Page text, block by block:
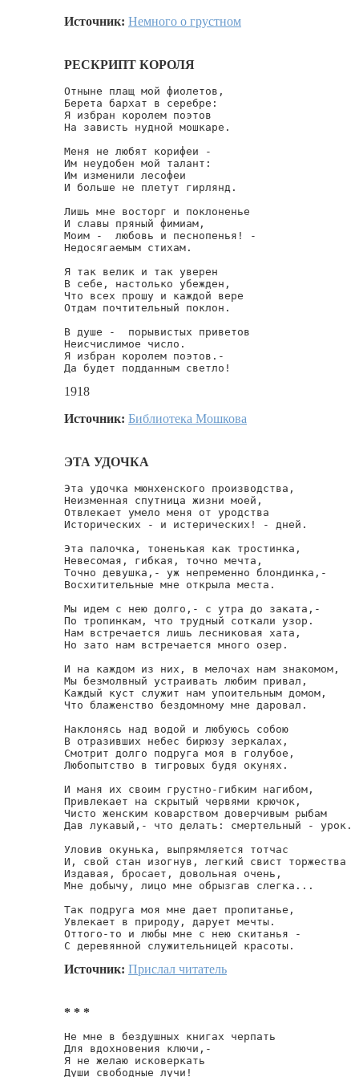
Источник: Немного о грустном
РЕСКРИПТ КОРОЛЯ
Отныне плащ мой фиолетов,
Берета бархат в серебре:
Я избран королем поэтов
На зависть нудной мошкаре.
Меня не любят корифеи -
Им неудобен мой талант:
Им изменили лесофеи
И больше не плетут гирлянд.
Лишь мне восторг и поклоненье
И славы пряный фимиам,
Моим -  любовь и песнопенья! -
Недосягаемым стихам.
Я так велик и так уверен
В себе, настолько убежден,
Что всех прошу и каждой вере
Отдам почтительный поклон.
В душе -  порывистых приветов
Неисчислимое число.
Я избран королем поэтов.-
Да будет подданным светло!
1918
Источник: Библиотека Мошкова
ЭТА УДОЧКА
Эта удочка мюнхенского производства,
Неизменная спутница жизни моей,
Отвлекает умело меня от уродства
Исторических - и истерических! - дней.
Эта палочка, тоненькая как тростинка,
Невесомая, гибкая, точно мечта,
Точно девушка,- уж непременно блондинка,-
Восхитительные мне открыла места.
Мы идем с нею долго,- с утра до заката,-
По тропинкам, что трудный соткали узор.
Нам встречается лишь лесниковая хата,
Но зато нам встречается много озер.
И на каждом из них, в мелочах нам знакомом,
Мы безмолвный устраивать любим привал,
Каждый куст служит нам упоительным домом,
Что блаженство бездомному мне даровал.
Наклонясь над водой и любуюсь собою
В отразивших небес бирюзу зеркалах,
Смотрит долго подруга моя в голубое,
Любопытство в тигровых будя окунях.
И маня их своим грустно-гибким нагибом,
Привлекает на скрытый червями крючок,
Чисто женским коварством доверчивым рыбам
Дав лукавый,- что делать: смертельный - урок.
Уловив окунька, выпрямляется тотчас
И, свой стан изогнув, легкий свист торжества
Издавая, бросает, довольная очень,
Мне добычу, лицо мне обрызгав слегка...
Так подруга моя мне дает пропитанье,
Увлекает в природу, дарует мечты.
Оттого-то и любы мне с нею скитанья -
С деревянной служительницей красоты.
Источник: Прислал читатель
* * *
Не мне в бездушных книгах черпать
Для вдохновения ключи,-
Я не желаю исковеркать
Души свободные лучи!